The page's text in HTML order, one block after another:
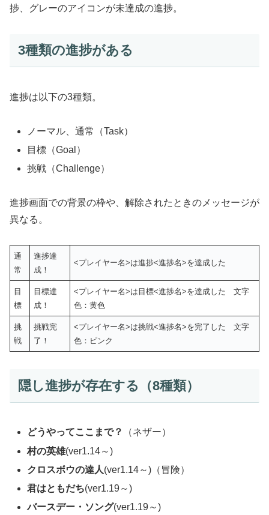
捗、グレーのアイコンが未達成の進捗。
3種類の進捗がある
進捗は以下の3種類。
ノーマル、通常（Task）
目標（Goal）
挑戦（Challenge）
進捗画面での背景の枠や、解除されたときのメッセージが
異なる。
通
常
進捗達
成！
<プレイヤー名>は進捗<進捗名>を達成した
目
標
目標達
成！
<プレイヤー名>は目標<進捗名>を達成した 文字
色：黄色
挑
戦
挑戦完
了！
<プレイヤー名>は挑戦<進捗名>を完了した 文字
色：ピンク
隠し進捗が存在する（8種類）
どうやってここまで？
（ネザー）
村の英雄(ver1.14～)
クロスボウの達人(ver1.14～)（冒険）
君はともだち(ver1.19～)
バースデー・ソング(ver1.19～)